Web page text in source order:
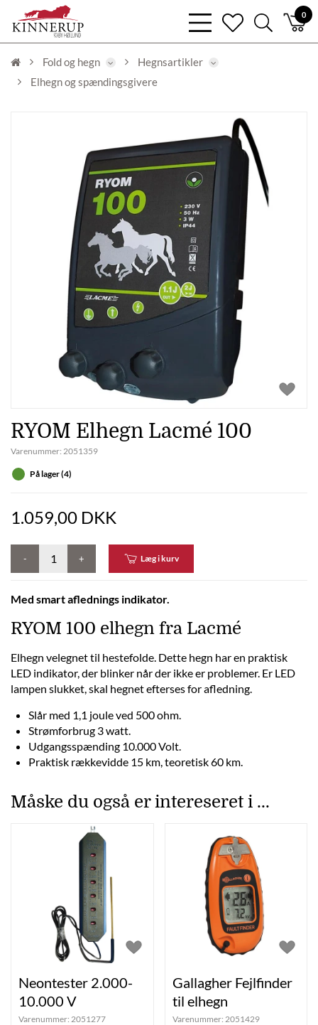
0
bars
light
heart
search
light
Fold og hegn
Hegnsartikler
Elhegn og spændingsgivere
RYOM Elhegn Lacmé 100
Varenummer: 2051359
På lager (4)
1.059,00 DKK
- + Læg i kurv
Med smart aflednings indikator.
RYOM 100 elhegn fra Lacmé
Elhegn velegnet til hestefolde. Dette hegn har en praktisk
LED indikator, der blinker når der ikke er problemer. Er LED
lampen slukket, skal hegnet efterses for afledning.
Slår med 1,1 joule ved 500 ohm.
Strømforbrug 3 watt.
Udgangsspænding 10.000 Volt.
Praktisk rækkevidde 15 km, teoretisk 60 km.
Måske du også er intereseret i ...
Neontester 2.000-
10.000 V
Varenummer: 2051277
Gallagher Fejlfinder
til elhegn
Varenummer: 2051429